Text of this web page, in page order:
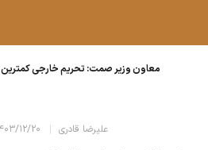
معاون وزیر صمت: تحریم خارجی
علیرضا قادری ۱۴۰۳/۱۲/